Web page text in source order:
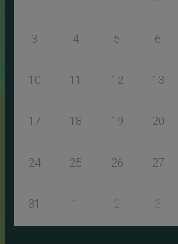
3 4 5 6
10 11 12 13
17 18 19 20
24 25 26 27
31 1 2 3